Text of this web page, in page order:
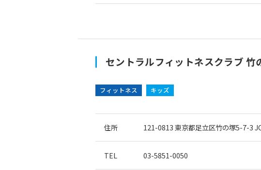
セントラルフィットネスクラブ 竹
フィットネス キッズ
住所 121-0813東京都足立区竹の塚5-7-3
TEL 03-5851-0050